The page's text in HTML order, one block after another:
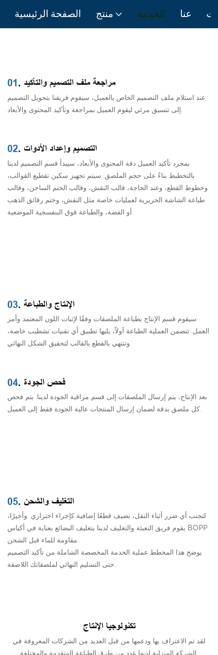
الصفحة الرئيسية منتج الخدمة عنا
01 . مراجعة ملف التصميم والتأكيد
عند استلام ملف التصميم الخاص بالعميل، سيقوم فريقنا بتحويل التصميم
إلى تنسيق مرئي ليقوم العميل بمراجعة وتأكيد المحتوى والأبعاد.
02 . التصميم وإعداد الأدوات
بمجرد تأكيد العميل دقة المحتوى والأبعاد، سيبدأ قسم التصميم لدينا
بالتخطيط بناءً على حجم الملصق. سيتم تجهيز سكين تقطيع القوالب،
وخطوط القطع، وعند الحاجة، قالب النقش، وقالب الختم الساخن، وقالب
طباعة الشاشة الحريرية لعمليات خاصة مثل النقش، وختم رقائق الذهب
أو الفضة، والطباعة فوق البنفسجية الموضعية.
03 . الإنتاج والطباعة
سيقوم قسم الإنتاج بطباعة الملصقات وفقًا لإثبات اللون المعتمد وأمر
العمل. تتضمن العملية الطباعة أولاً، يليها تطبيق أي تقنيات تشطيب خاصة،
وتنتهي بالقطع بالقالب لتحقيق الشكل النهائي.
04 . فحص الجودة
بعد الإنتاج، يتم إرسال الملصقات إلى قسم مراقبة الجودة لدينا. يتم فحص
كل ملصق بدقة لضمان إرسال المنتجات عالية الجودة فقط إلى العميل.
05 . التغليف والشحن
لتجنب أي ضرر أثناء النقل، نضيف قطعًا إضافية كإجراء احترازي. وأخيرًا،
يقوم فريق التعبئة والتغليف لدينا بتغليف البضائع بعناية في أكياس BOPP
مقاومة للماء قبل الشحن.
يوضح هذا المخطط عملية الخدمة المخصصة الشاملة من تأكيد التصميم
حتى التسليم النهائي لملصقاتك اللاصقة.
تكنولوجيا الإنتاج
لقد تم الاعتراف بها ودعمها من قبل العديد من الشركات المعروفة في